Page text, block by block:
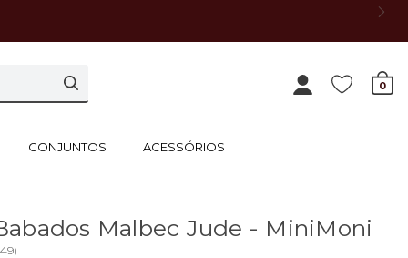
0
CONJUNTOS ACESSÓRIOS
Malbec Jude - MiniMoni
)